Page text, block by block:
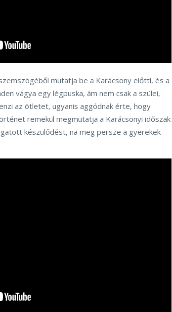
mutatja be a Karácsony előtti, és a
vágya egy légpuska, ám nem csak a szülei,
az ötletet, ugyanis aggódnak érte, hogy
remekül megmutatja a Karácsonyi időszak
készülődést, na meg persze a gyerekek